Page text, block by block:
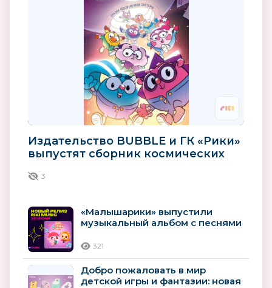
Издательство BUBBLE и ГК «Рики»
выпустят сборник космических
3
«Малышарики» выпустили
музыкальный альбом с песнями
321
Добро пожаловать в мир
детской игры и фантазии: новая